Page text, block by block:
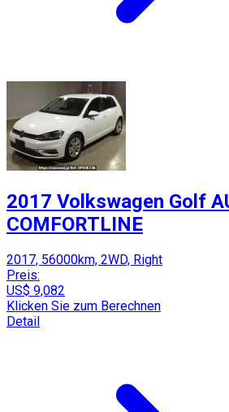
2017 Volkswagen Golf
COMFORTLINE
2017, 56000km, 2WD, Right
Preis:
US$ 9,082
Klicken Sie zum Berechnen
Detail